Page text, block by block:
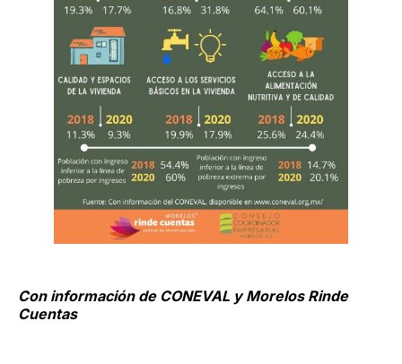
Con información de CONEVAL y Morelos Rinde
Cuentas